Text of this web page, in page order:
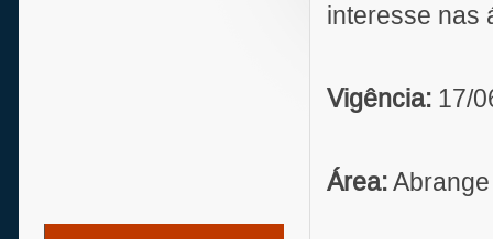
interesse nas
Vigência: 17/
Área: